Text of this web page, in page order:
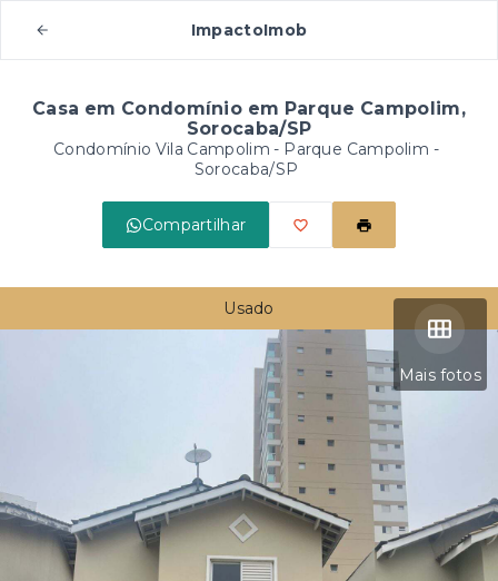
ImpactoImob
Casa em Condomínio em Parque Campolim,
Sorocaba/SP
Condomínio Vila Campolim - Parque Campolim -
Sorocaba/SP
Compartilhar
Mais fotos
Usado